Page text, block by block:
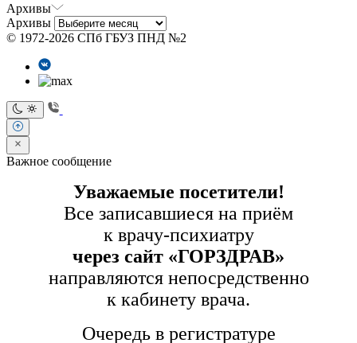
Архивы
Архивы
© 1972-2026 СПб ГБУЗ ПНД №2
Важное сообщение
Уважаемые посетители!
Все записавшиеся на приём
к врачу-психиатру
через сайт «ГОРЗДРАВ»
направляются непосредственно
к кабинету врача.
Очередь в регистратуре